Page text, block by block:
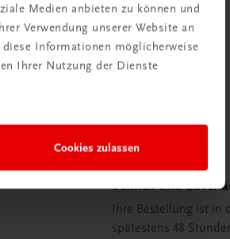
Medien anbieten zu können und
Verwendung unserer Website an
Informationen möglicherweise
Ihrer Nutzung der Dienste
Cookies zulassen
Schnell und
Ihre Bestellung ist in
spätestens 48